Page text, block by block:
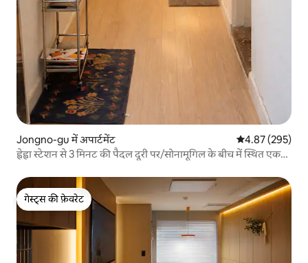
Jongno-gu में अपार्टमेंट औसत रेटिंग 5 में से
4.87 (295)
ह्वेह्वा स्टेशन से 3 मिनट की पैदल दूरी पर/सोनामूगिल के बीच में स्थित एक
गेस्ट्स की फ़ेवरेट
गेस्ट्स की फ़ेवरेट